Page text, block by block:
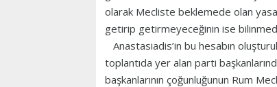
olarak Mecliste beklemede olan
getirip getirmeyeceğinin ise
Anastasiadis’in bu hesabın
toplantıda yer alan parti
başkanlarının çoğunluğunun Rum